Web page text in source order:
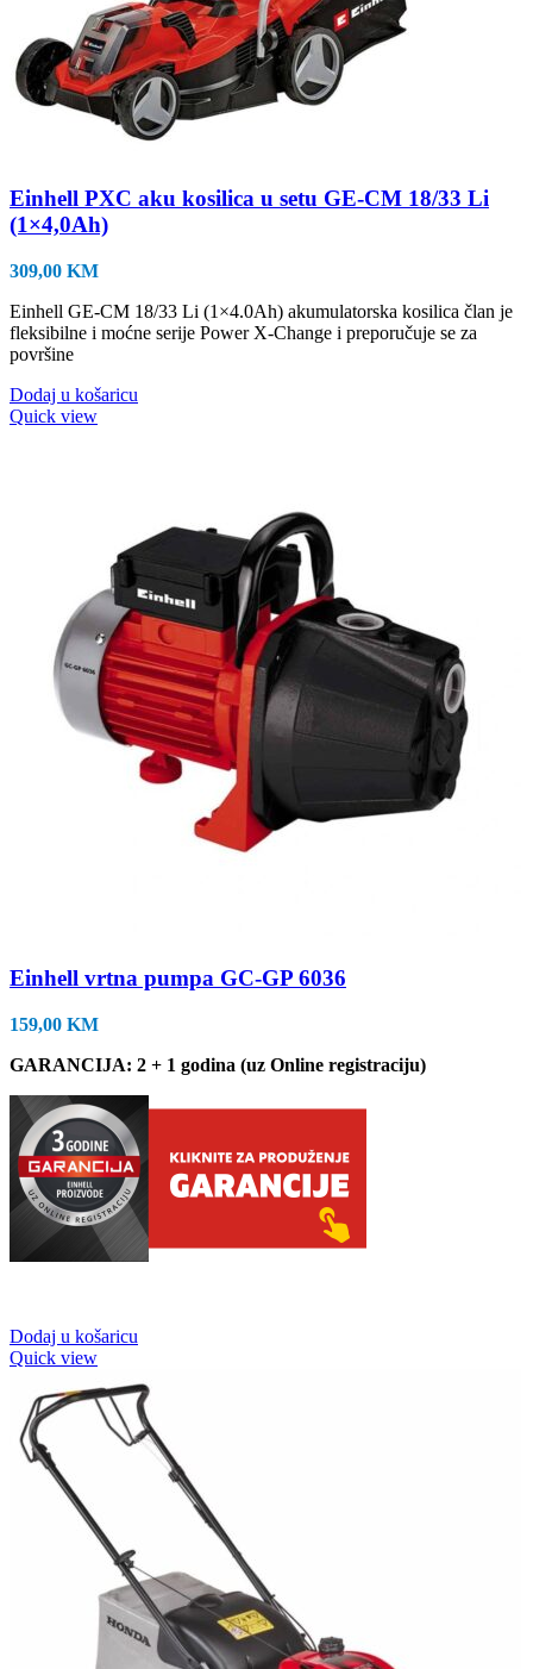
Einhell PXC aku kosilica u setu GE-CM 18/33 Li
(1×4,0Ah)
309,00 KM
Einhell GE-CM 18/33 Li (1×4.0Ah) akumulatorska kosilica član je
fleksibilne i moćne serije Power X-Change i preporučuje se za
površine
Dodaj u košaricu
Quick view
Einhell vrtna pumpa GC-GP 6036
159,00 KM
GARANCIJA: 2 + 1 godina (uz Online registraciju)
Dodaj u košaricu
Quick view